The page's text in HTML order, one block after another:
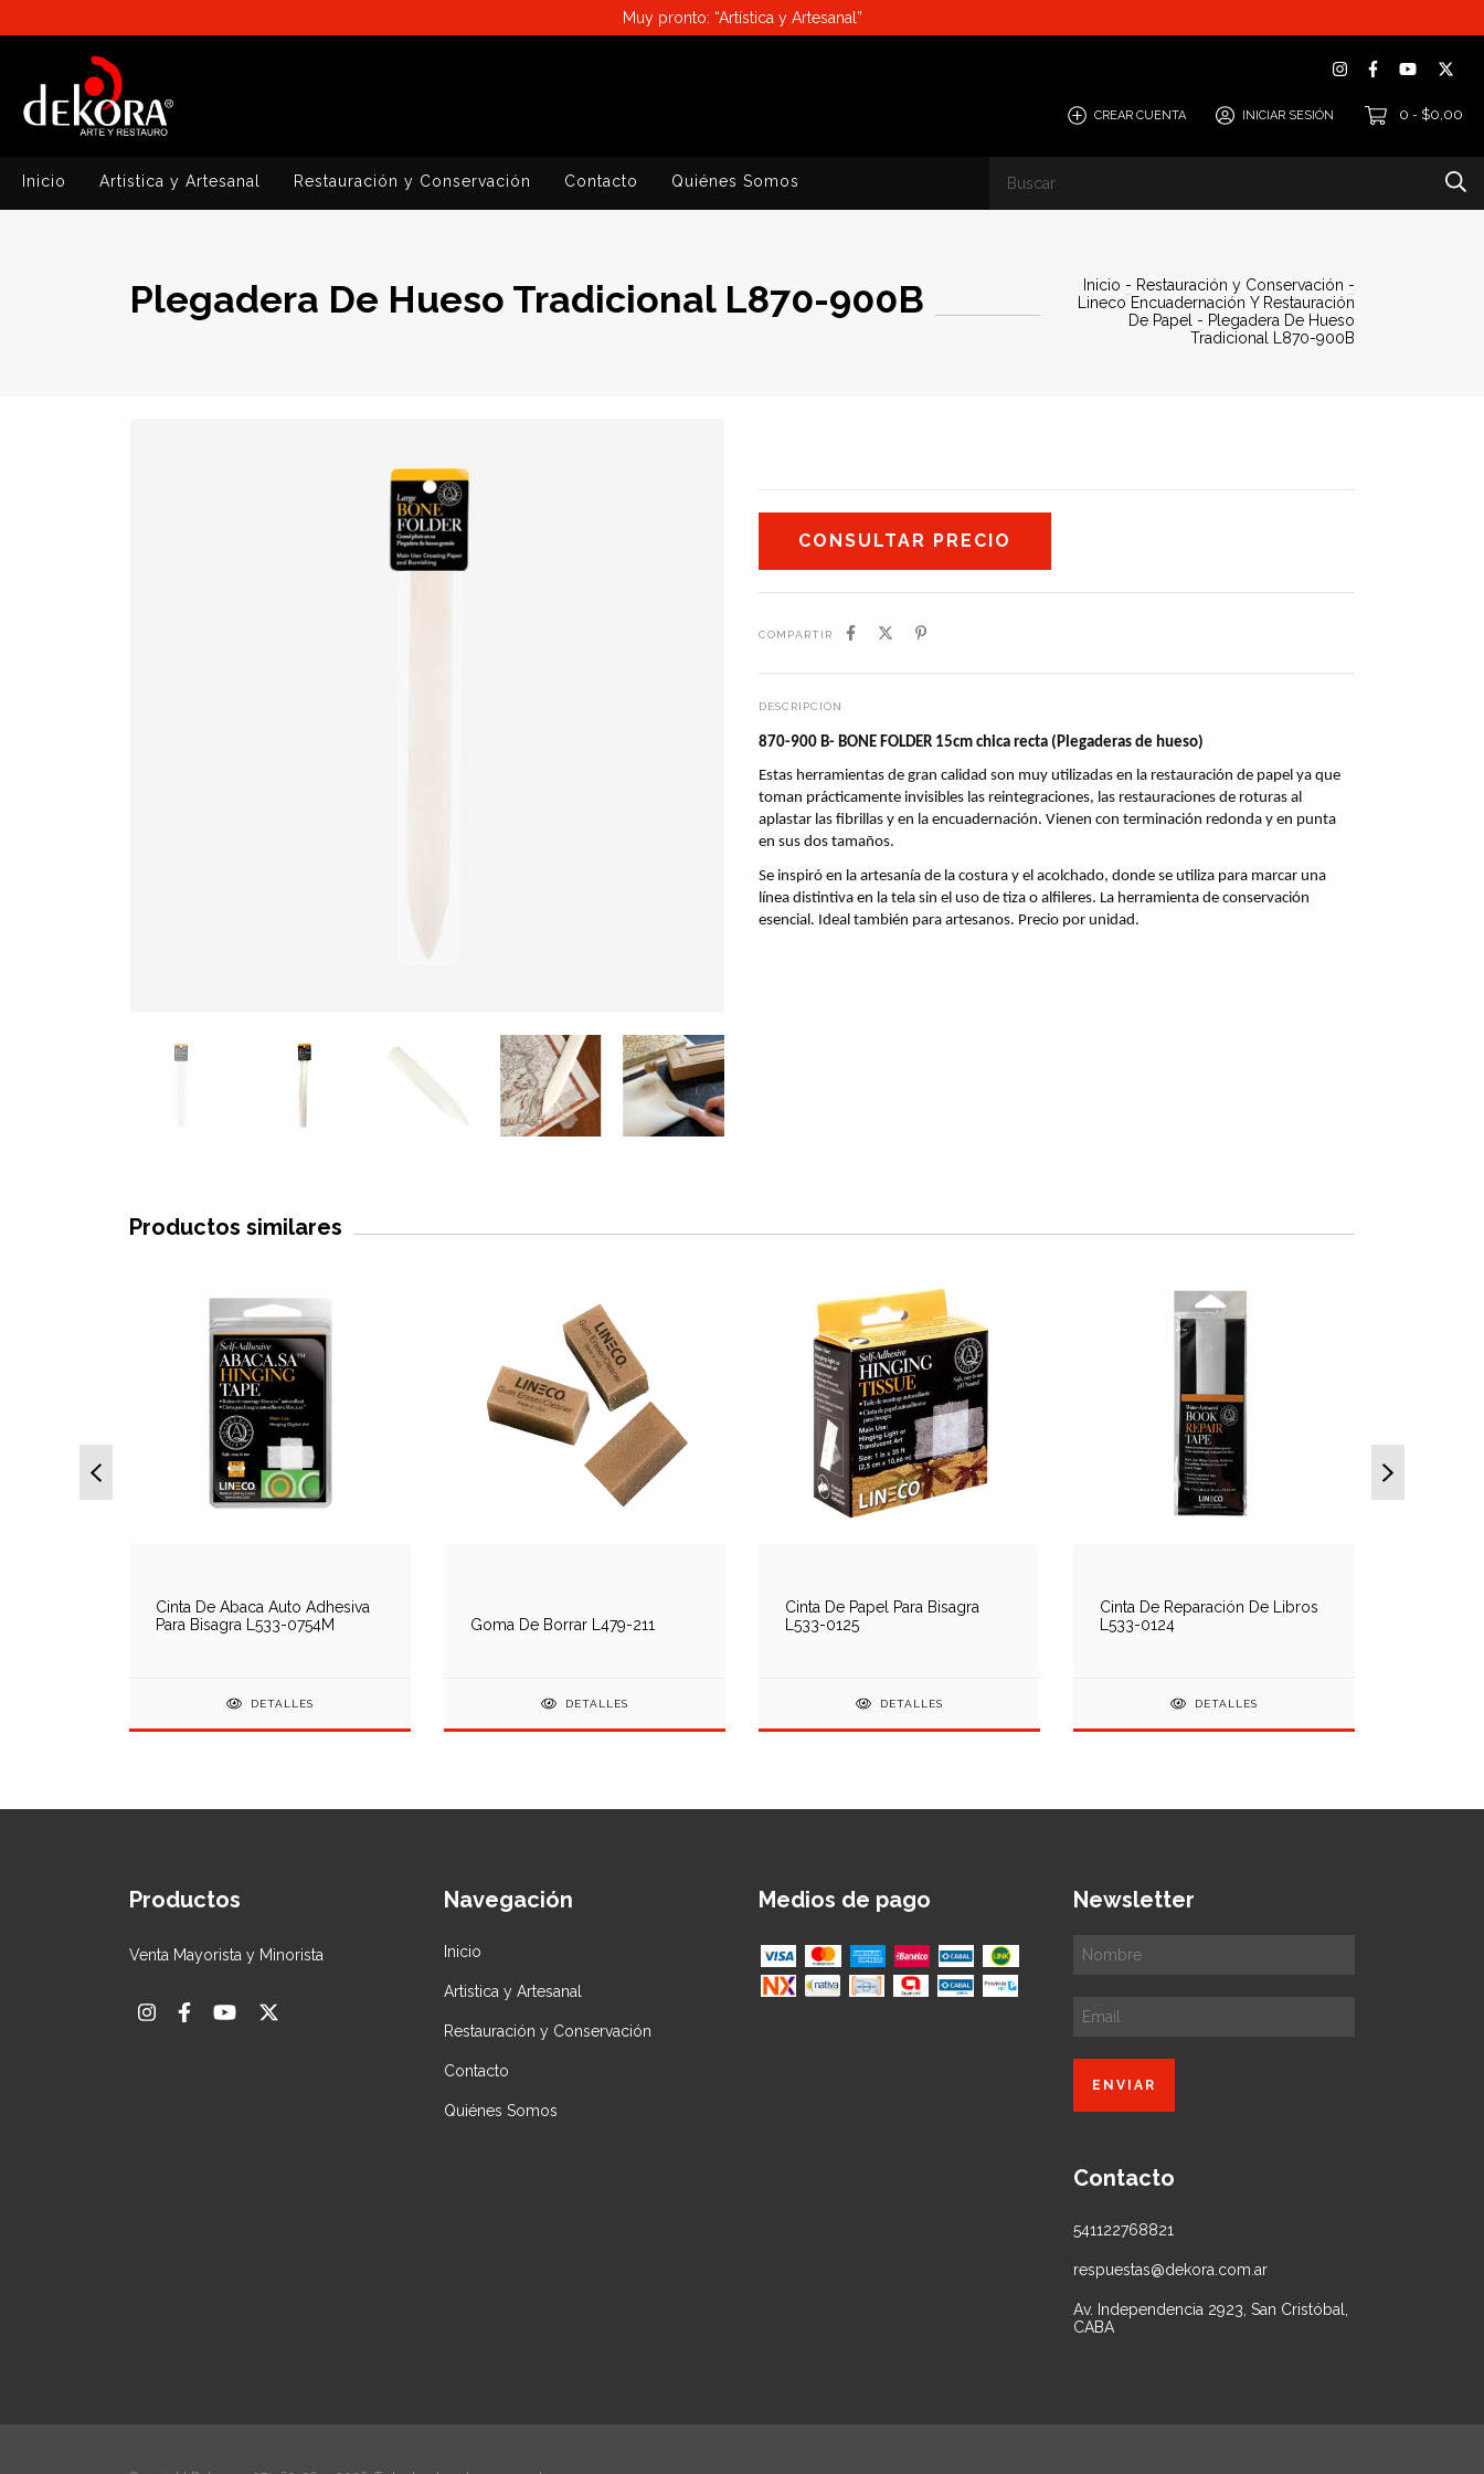
Muy pronto: “Artística y Artesanal”
CREAR CUENTA INICIAR SESIÓN 0 - $0,00
Inicio Artistica y Artesanal Restauración y Conservación Contacto Quiénes Somos
Plegadera De Hueso Tradicional L870-900B Inicio - Restauración y Conservación -
Lineco Encuadernación Y Restauración
De Papel - Plegadera De Hueso
Tradicional L870-900B
COMPARTIR
DESCRIPCIÓN
870-900 B- BONE FOLDER 15cm chica recta (Plegaderas de hueso)
Estas herramientas de gran calidad son muy utilizadas en la restauración de papel ya que
toman prácticamente invisibles las reintegraciones, las restauraciones de roturas al
aplastar las fibrillas y en la encuadernación. Vienen con terminación redonda y en punta
en sus dos tamaños.
Se inspiró en la artesanía de la costura y el acolchado, donde se utiliza para marcar una
línea distintiva en la tela sin el uso de tiza o alfileres. La herramienta de conservación
esencial. Ideal también para artesanos. Precio por unidad.
Productos similares
Cinta De Abaca Auto Adhesiva
Para Bisagra L533-0754M
DETALLES
Goma De Borrar L479-211
DETALLES
Cinta De Papel Para Bisagra
L533-0125
DETALLES
Cinta De Reparación De Libros
L533-0124
DETALLES
Productos
Venta Mayorista y Minorista
Navegación
Inicio
Artistica y Artesanal
Restauración y Conservación
Contacto
Quiénes Somos
Medios de pago Newsletter
Contacto
541122768821
respuestas@dekora.com.ar
Av. Independencia 2923, San Cristóbal,
CABA